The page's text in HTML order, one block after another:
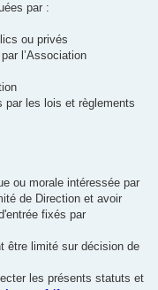
par :
ou privés
l’Association
par les lois et règlements
ou morale intéressée par
de Direction et avoir
fixés par
être limité sur décision de
les présents statuts et